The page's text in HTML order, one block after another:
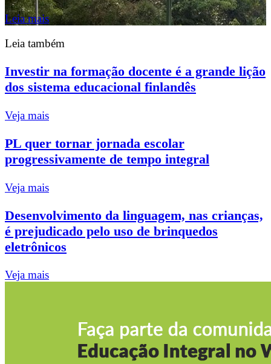
Leia mais
Leia também
Investir na formação docente é a grande lição
dos sistema educacional finlandês
Veja mais
PL quer tornar jornada escolar
progressivamente de tempo integral
Veja mais
Desenvolvimento da linguagem, nas crianças,
é prejudicado pelo uso de brinquedos
eletrônicos
Veja mais